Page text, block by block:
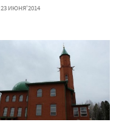
23 ИЮНЯ'2014